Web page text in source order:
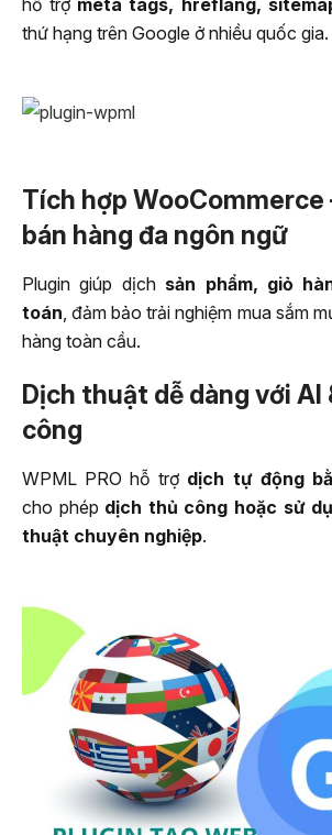
thứ hạng trên Google ở nhiều quốc gia.
Tích hợp WooCommerce
bán hàng đa ngôn ngữ
Plugin giúp dịch sản phẩm, giỏ
toán , đảm bảo trải nghiệm mua sắm
hàng toàn cầu.
Dịch thuật dễ dàng với AI
công
WPML PRO hỗ trợ dịch tự động
cho phép dịch thủ công hoặc sử
thuật chuyên nghiệp.